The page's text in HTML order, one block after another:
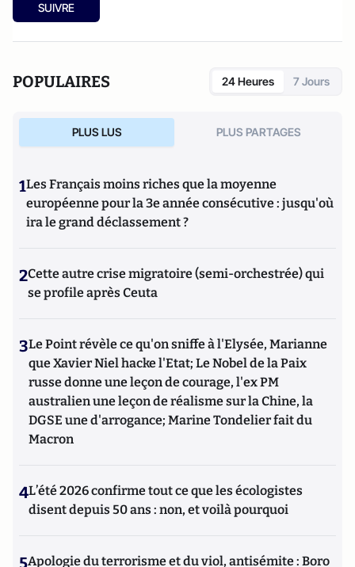
SUIVRE
POPULAIRES 24 Heures 7 Jours
PLUS LUS PLUS PARTAGES
1Les Français moins riches que la moyenne
européenne pour la 3e année consécutive : jusqu'où
ira le grand déclassement ?
2Cette autre crise migratoire (semi-orchestrée) qui
se profile après Ceuta
3Le Point révèle ce qu'on sniffe à l'Elysée, Marianne
que Xavier Niel hacke l'Etat; Le Nobel de la Paix
russe donne une leçon de courage, l'ex PM
australien une leçon de réalisme sur la Chine, la
DGSE une d'arrogance; Marine Tondelier fait du
Macron
4L’été 2026 confirme tout ce que les écologistes
disent depuis 50 ans : non, et voilà pourquoi
5Apologie du terrorisme et du viol, antisémite : Boro